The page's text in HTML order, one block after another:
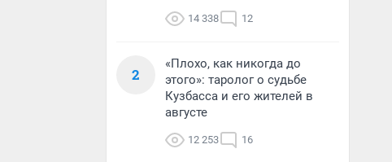
14 338 12
2
«Плохо, как никогда до
этого»: таролог о судьбе
Кузбасса и его жителей в
августе
12 253 16